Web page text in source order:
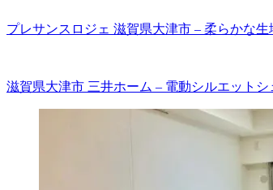
プレサンスロジェ 滋賀県大津市 – 柔らかな
滋賀県大津市 三井ホーム – 電動シルエット